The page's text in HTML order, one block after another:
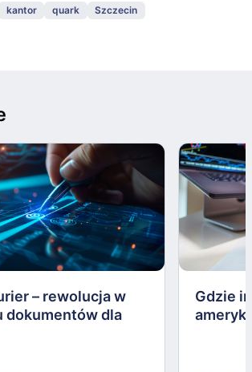
kantor quark Szczecin
– rewolucja w
dokumentów dla
Gdzie